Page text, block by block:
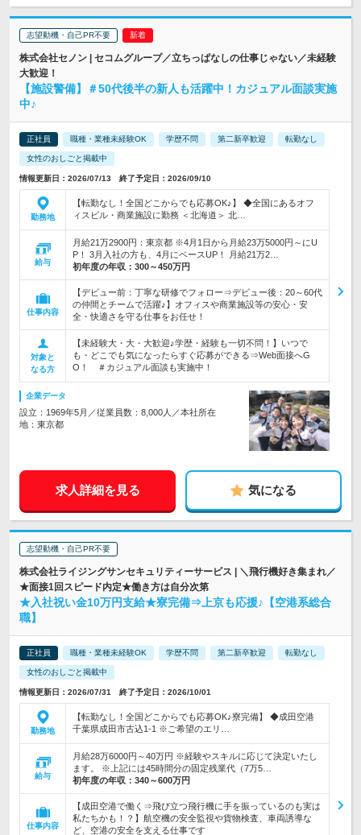
志望動機・自己PR不要
株式会社セノン | セコムグループ／立ちっぱなしの仕事じゃない／未経験
大歓迎！
【施設警備】＃50代後半の新人も活躍中！カジュアル面談実施
中♪
正社員 職種・業種未経験OK 学歴不問 第二新卒歓迎 転勤なし
女性のおしごと掲載中
情報更新日：2026/07/13 終了予定日：2026/09/10
勤務地
【転勤なし！全国どこからでも応募OK♪】 ◆全国にあるオフ
ィスビル・商業施設に勤務 ＜北海道＞ 北…
給与
月給21万2900円：東京都 ※4月1日から月給23万5000円～にU
P！ 3月入社の方も、4月にベースUP！ 月給21万2…
初年度の年収： 300～450万円
仕事内容
【デビュー前：丁寧な研修でフォロー⇒デビュー後：20～60代
の仲間とチームで活躍♪】オフィスや商業施設等の安心・安
全・快適さを守る仕事をお任せ！
対象と
なる方
【未経験大・大・大歓迎♪学歴・経験も一切不問！】いつで
も・どこでも気になったらすぐ応募ができる⇒Web面接へG
O！ ＃カジュアル面談も実施中！
企業データ
設立：1969年5月／従業員数：8,000人／本社所在
地：東京都
求人詳細を見る 気になる
志望動機・自己PR不要
株式会社ライジングサンセキュリティーサービス | ＼飛行機好き集まれ／
★面接1回スピード内定★働き方は自分次第
★入社祝い金10万円支給★寮完備⇒上京も応援♪【空港系総合
職】
正社員 職種・業種未経験OK 学歴不問 第二新卒歓迎 転勤なし
女性のおしごと掲載中
情報更新日：2026/07/31 終了予定日：2026/10/01
勤務地
【転勤なし！全国どこからでも応募OK♪寮完備】 ◆成田空港
千葉県成田市古込1-1 ※ご希望のエリ…
給与
月給28万6000円～40万円 ※経験やスキルに応じて決定いたし
ます。 ※上記には45時間分の固定残業代（7万5…
初年度の年収： 340～600万円
仕事内容
【成田空港で働く⇒飛び立つ飛行機に手を振っているのも実は
私たちかも！？】航空機の安全監視や貨物検査、車両誘導な
ど、空港の安全を支える仕事です